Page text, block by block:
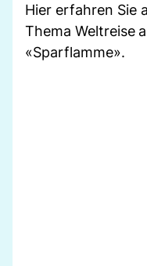
Hier erfahren Sie
Thema Weltreise
«Sparflamme».